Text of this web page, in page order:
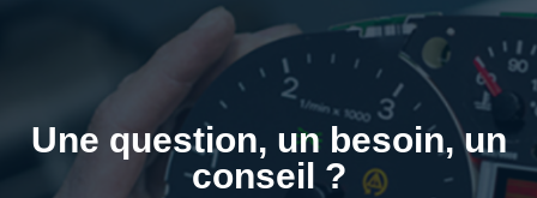
Une question, un besoin, un
conseil ?